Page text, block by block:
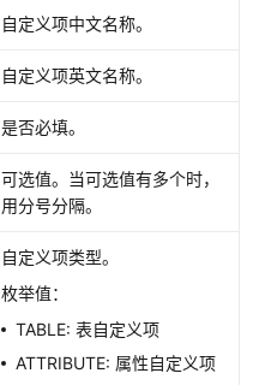
自定义项中文名称。
自定义项英文名称。
是否必填。
可选值。当可选值有多个时，
用分号分隔。
自定义项类型。
枚举值：
TABLE: 表自定义项
ATTRIBUTE: 属性自定义项